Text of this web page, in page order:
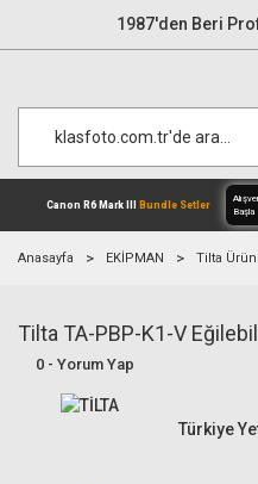
1987'den Beri
Canon R6 Mark III
Anasayfa EKİPMAN Tilta
Tilta TA-PBP-K1-V
0 - Yorum Yap
Türkiye